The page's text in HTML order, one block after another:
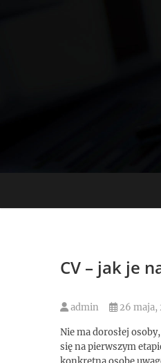
CV – jak je
admin 26 maja,
Nie ma dorosłej
się na pierwszym